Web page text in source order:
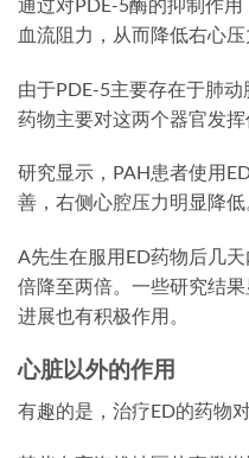
血流阻力，从而降低右心压
由于PDE-5主要存在于肺
药物主要对这两个器官发挥
研究显示，PAH患者使用
善，右侧心腔压力明显降低
A先生在服用ED药物后几
倍降至两倍。一些研究结
进展也有积极作用。
心脏以外的作用
有趣的是，治疗ED的药物